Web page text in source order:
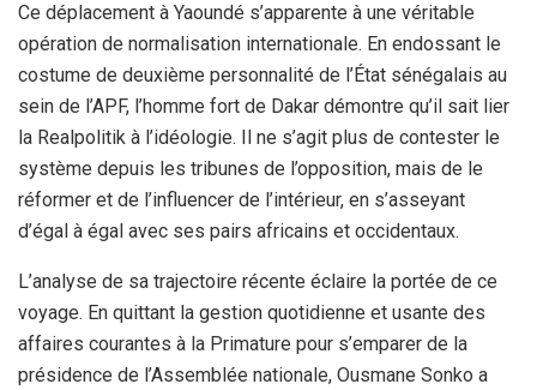
Ce déplacement à Yaoundé s’apparente à une véritable
opération de normalisation internationale. En endossant le
costume de deuxième personnalité de l’État sénégalais au
sein de l’APF, l’homme fort de Dakar démontre qu’il sait lier
la Realpolitik à l’idéologie. Il ne s’agit plus de contester le
système depuis les tribunes de l’opposition, mais de le
réformer et de l’influencer de l’intérieur, en s’asseyant
d’égal à égal avec ses pairs africains et occidentaux.
L’analyse de sa trajectoire récente éclaire la portée de ce
voyage. En quittant la gestion quotidienne et usante des
affaires courantes à la Primature pour s’emparer de la
présidence de l’Assemblée nationale, Ousmane Sonko a